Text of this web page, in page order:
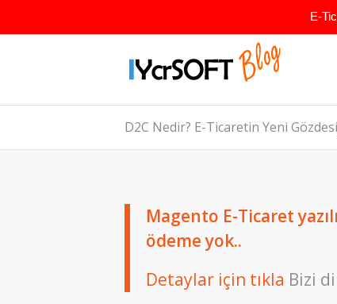
E-
D2C Nedir? E-Ticaretin Yeni
Magento E-Ticaret
ödeme yok..
Detaylar için tıkla Bizi